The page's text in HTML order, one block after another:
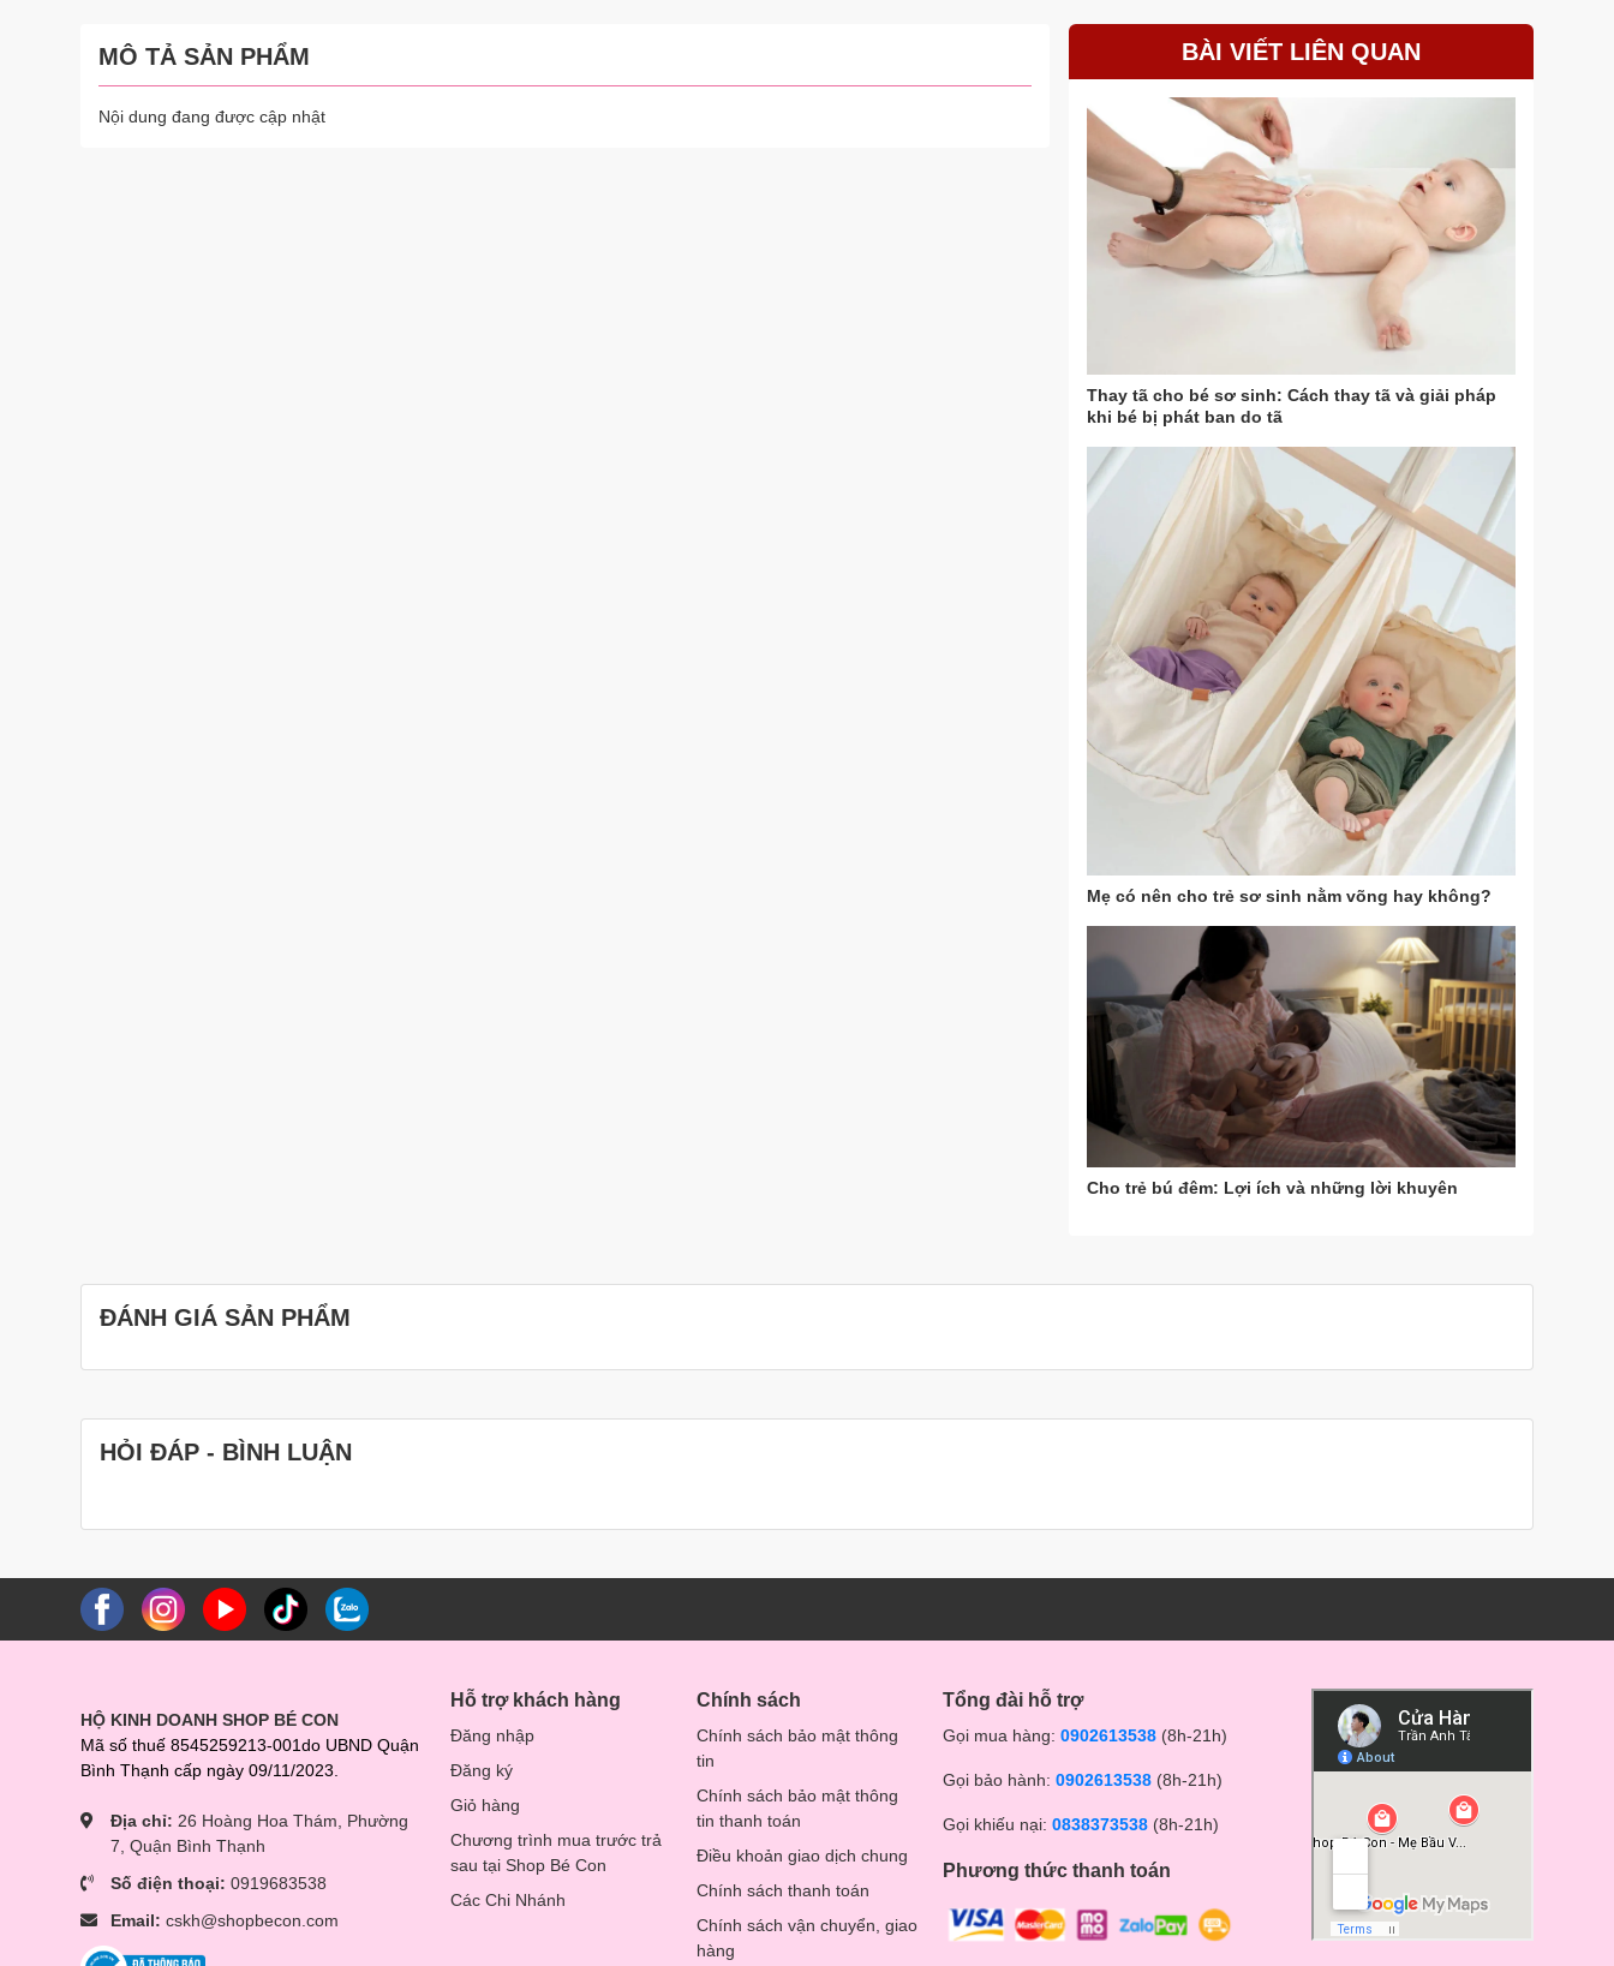
MÔ TẢ SẢN PHẨM
Nội dung đang được cập nhật
BÀI VIẾT LIÊN QUAN
Thay tã cho bé sơ sinh: Cách thay tã và giải pháp
khi bé bị phát ban do tã
Mẹ có nên cho trẻ sơ sinh nằm võng hay không?
Cho trẻ bú đêm: Lợi ích và những lời khuyên
ĐÁNH GIÁ SẢN PHẨM
HỎI ĐÁP - BÌNH LUẬN
HỘ KINH DOANH SHOP BÉ CON
Mã số thuế 8545259213-001do UBND Quận
Bình Thạnh cấp ngày 09/11/2023.
Địa chỉ: 26 Hoàng Hoa Thám, Phường
7, Quận Bình Thạnh
Số điện thoại: 0919683538
Email: cskh@shopbecon.com
Hỗ trợ khách hàng
Đăng nhập
Đăng ký
Giỏ hàng
Chương trình mua trước trả
sau tại Shop Bé Con
Các Chi Nhánh
Chính sách
Chính sách bảo mật thông
tin
Chính sách bảo mật thông
tin thanh toán
Điều khoản giao dịch chung
Chính sách thanh toán
Chính sách vận chuyển, giao
hàng
Tổng đài hỗ trợ
Gọi mua hàng: 0902613538 (8h-21h)
Gọi bảo hành: 0902613538 (8h-21h)
Gọi khiếu nại: 0838373538 (8h-21h)
Phương thức thanh toán